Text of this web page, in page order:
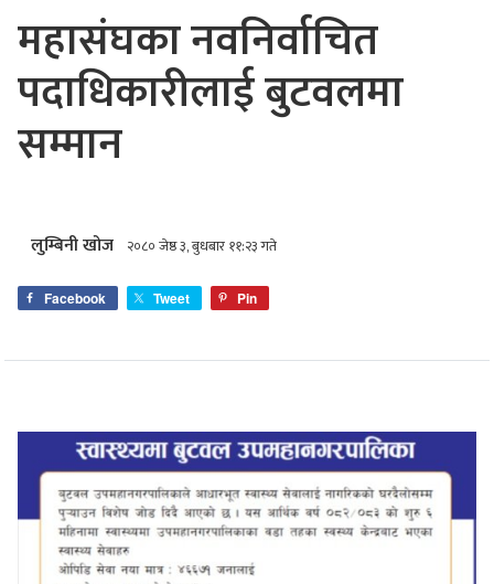
महासंघका नवनिर्वाचित
पदाधिकारीलाई बुटवलमा
सम्मान
लुम्बिनी खोज २०८० जेष्ठ ३, बुधबार ११:२३ गते
Facebook Tweet Pin